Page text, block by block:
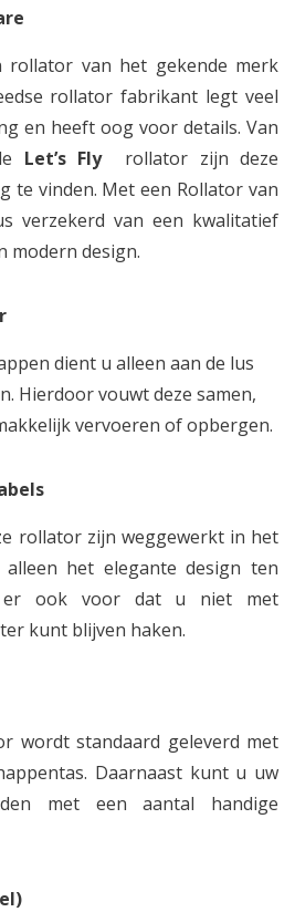
rollator van het gekende merk
rollator fabrikant legt veel
en heeft oog voor details. Van
Let’s Flyrollator zijn deze
te vinden. Met een Rollator van
verzekerd van een kwalitatief
modern design.
dient u alleen aan de lus
Hierdoor vouwt deze samen,
vervoeren of opbergen.
rollator zijn weggewerkt in het
het elegante design ten
er ook voor dat u niet met
kunt blijven haken.
wordt standaard geleverd met
Daarnaast kunt u uw
met een aantal handige